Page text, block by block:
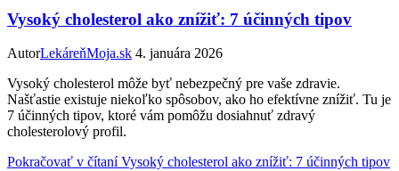
Vysoký cholesterol ako znížiť: 7 účinných tipov
AutorLekáreňMoja.sk 4. januára 2026
Vysoký cholesterol môže byť nebezpečný pre vaše zdravie.
Našťastie existuje niekoľko spôsobov, ako ho efektívne znížiť. Tu je
7 účinných tipov, ktoré vám pomôžu dosiahnuť zdravý
cholesterolový profil.
Pokračovať v čítaníVysoký cholesterol ako znížiť: 7 účinných tipov